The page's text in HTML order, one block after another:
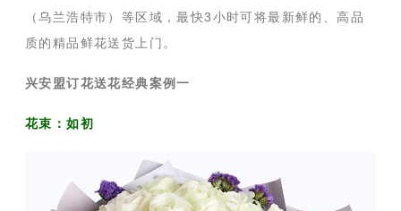
（乌兰浩特市）等区域，最快3小时可将最新鲜的、高品
质的精品鲜花送货上门。
兴安盟订花送花经典案例一
花束：如初